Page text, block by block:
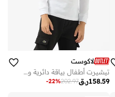
لاكوست
تيشيرت أطفال بياقة دائرية وشعار
ر.ق158.59
202.97
-22%